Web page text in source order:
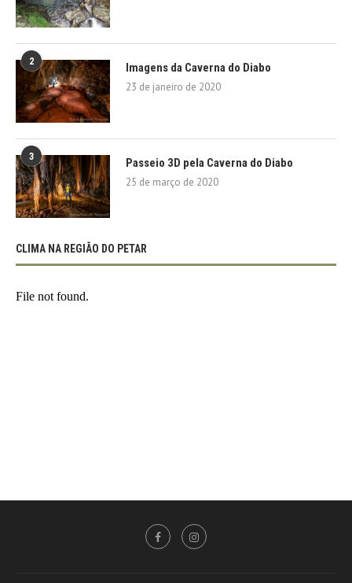
2 Imagens da Caverna do Diabo
23 de janeiro de 2020
3 Passeio 3D pela Caverna do Diabo
25 de março de 2020
CLIMA NA REGIÃO DO PETAR